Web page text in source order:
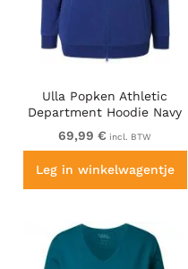
Ulla Popken Athletic
Department Hoodie Navy
69,99 € incl. BTW
Leg in winkelwagentje